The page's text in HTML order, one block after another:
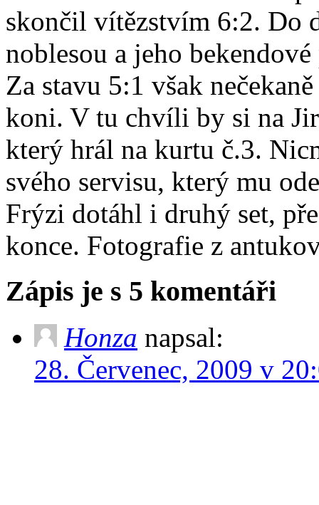
skončil vítězstvím 6:2. Do
noblesou a jeho
Za stavu 5:1 však
koni. V tu chvíli by si na
který hrál na kurtu č.3.
svého servisu, který mu
Frýzi dotáhl i druhý set,
konce. Fotografie z
Zápis je s 5 komentáři
Honza napsal:
28. Červenec, 2009 v